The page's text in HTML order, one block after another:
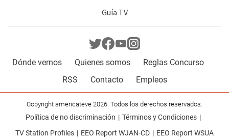
Guía TV
Dónde vernos Quienes somos
Reglas Concurso
RSS
Contacto Empleos
Copyright americateve 2026. Todos los derechos reservados.
Política de no discriminación
Términos y Condiciones
TV Station Profiles
EEO Report WJAN-CD EEO Report WSUA